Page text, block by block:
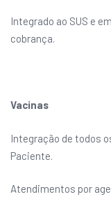
Integrado ao SUS e
cobrança.
Vacinas
Integração de todos
Paciente.
Atendimentos por